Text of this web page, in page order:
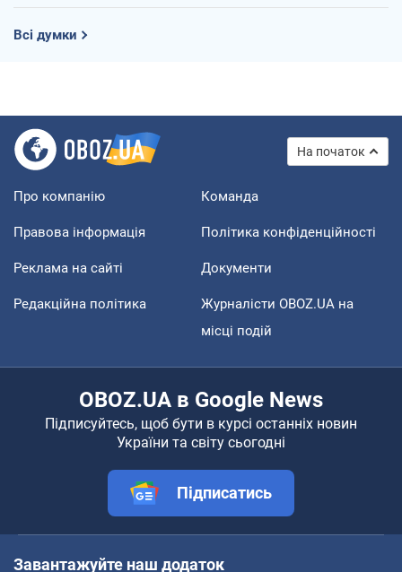
Всі думки
На початок
Про компанію Команда
Правова інформація Політика конфіденційності
Реклама на сайті Документи
Редакційна політика
Журналісти OBOZ.UA на
місці подій
OBOZ.UA в Google News
Підписуйтесь, щоб бути в курсі останніх новин
України та світу сьогодні
Підписатись
Завантажуйте наш додаток